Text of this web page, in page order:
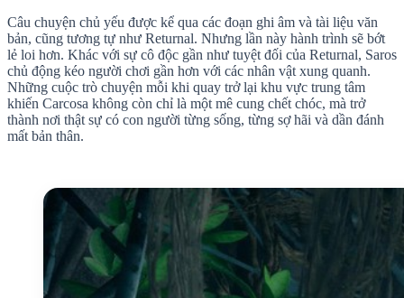
Câu chuyện chủ yếu được kể qua các đoạn ghi âm và tài liệu văn
bản, cũng tương tự như Returnal. Nhưng lần này hành trình sẽ bớt
lẻ loi hơn. Khác với sự cô độc gần như tuyệt đối của Returnal, Saros
chủ động kéo người chơi gần hơn với các nhân vật xung quanh.
Những cuộc trò chuyện mỗi khi quay trở lại khu vực trung tâm
khiến Carcosa không còn chỉ là một mê cung chết chóc, mà trở
thành nơi thật sự có con người từng sống, từng sợ hãi và dần đánh
mất bản thân.